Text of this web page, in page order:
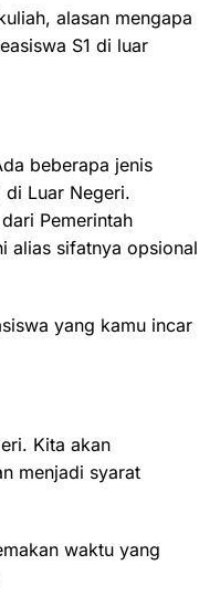
alasan mengapa
S1 di luar
beberapa jenis
di Luar Negeri.
dari Pemerintah
alias sifatnya opsional
yang kamu incar
Kita akan
menjadi syarat
waktu yang